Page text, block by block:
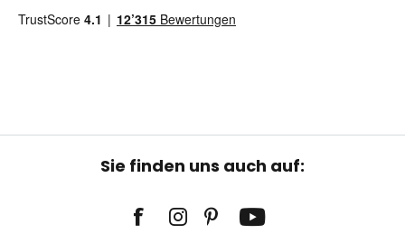
Sie finden uns auch auf: